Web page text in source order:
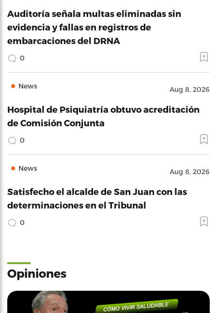
Auditoría señala multas eliminadas sin
evidencia y fallas en registros de
embarcaciones del DRNA
0
News Aug 8, 2026
Hospital de Psiquiatría obtuvo acreditación
de Comisión Conjunta
0
News Aug 8, 2026
Satisfecho el alcalde de San Juan con las
determinaciones en el Tribunal
0
Opiniones